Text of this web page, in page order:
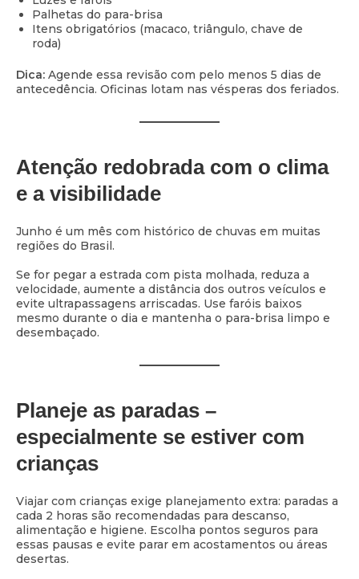
Palhetas do para-brisa
Itens obrigatórios (macaco, triângulo, chave de
roda)
Dica: Agende essa revisão com pelo menos 5 dias de
antecedência. Oficinas lotam nas vésperas dos feriados.
Atenção redobrada com o clima
e a visibilidade
Junho é um mês com histórico de chuvas em muitas
regiões do Brasil.
Se for pegar a estrada com pista molhada, reduza a
velocidade, aumente a distância dos outros veículos e
evite ultrapassagens arriscadas. Use faróis baixos
mesmo durante o dia e mantenha o para-brisa limpo e
desembaçado.
Planeje as paradas –
especialmente se estiver com
crianças
Viajar com crianças exige planejamento extra: paradas a
cada 2 horas são recomendadas para descanso,
alimentação e higiene. Escolha pontos seguros para
essas pausas e evite parar em acostamentos ou áreas
desertas.